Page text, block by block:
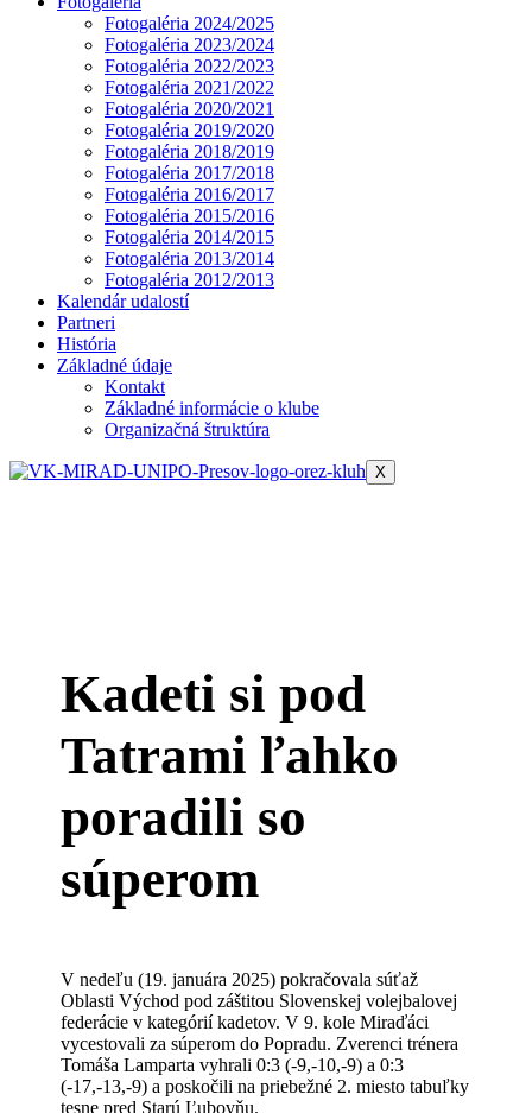
Fotogaléria 2024/2025
Fotogaléria 2023/2024
Fotogaléria 2022/2023
Fotogaléria 2021/2022
Fotogaléria 2020/2021
Fotogaléria 2019/2020
Fotogaléria 2018/2019
Fotogaléria 2017/2018
Fotogaléria 2016/2017
Fotogaléria 2015/2016
Fotogaléria 2014/2015
Fotogaléria 2013/2014
Fotogaléria 2012/2013
Kalendár udalostí
Partneri
História
Základné údaje
Kontakt
Základné informácie o klube
Organizačná štruktúra
X
Kadeti si pod
Tatrami ľahko
poradili so
súperom
V nedeľu (19. januára 2025) pokračovala súťaž
Oblasti Východ pod záštitou Slovenskej volejbalovej
federácie v kategórií kadetov. V 9. kole Miraďáci
vycestovali za súperom do Popradu. Zverenci trénera
Tomáša Lamparta vyhrali 0:3 (-9,-10,-9) a 0:3
(-17,-13,-9) a poskočili na priebežné 2. miesto tabuľky
tesne pred Starú Ľubovňu.